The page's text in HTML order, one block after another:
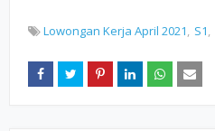
Lowongan Kerja April 2021 S1